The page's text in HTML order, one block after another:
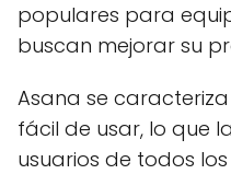
populares para
buscan mejorar su
Asana se
fácil de usar, lo que
usuarios de todos